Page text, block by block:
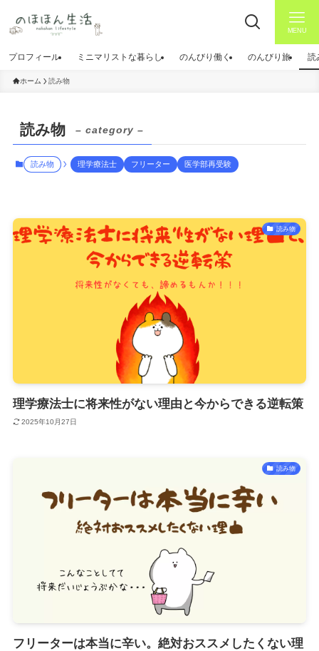
MENU
プロフィール ミニマリストな暮らし のんびり働く のんびり旅 読
ホーム 読み物
読み物 – category –
読み物 理学療法士 フリーター 医学部再受験
読み物
理学療法士に将来性がない理由と今からできる逆転策
2025年10月27日
読み物
フリーターは本当に辛い。絶対おススメしたくない理